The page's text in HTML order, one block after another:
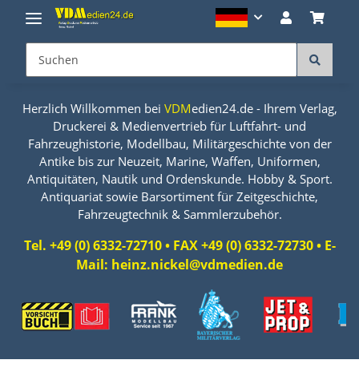
Herzlich Willkommen bei VDMedien24.de - Ihrem Verlag,
Druckerei & Medienvertrieb für Luftfahrt- und
Fahrzeughistorie, Modellbau, Militärgeschichte von der
Antike bis zur Neuzeit, Marine, Waffen, Uniformen,
Antiquitäten, Nautik und Ordenskunde. Hobby & Sport.
Antiquariat sowie Barsortiment für Zeitgeschichte,
Fahrzeugtechnik & Sammlerzubehör.
Tel. +49 (0) 6332-72710 • FAX +49 (0) 6332-72730 • E-
Mail: heinz.nickel@vdmedien.de